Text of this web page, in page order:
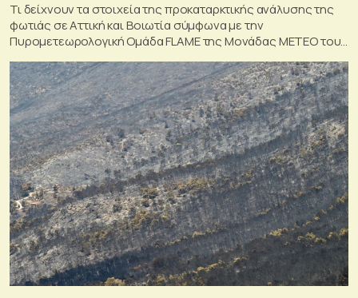
Τι δείχνουν τα στοιχεία της προκαταρκτικής ανάλυσης της
φωτιάς σε Αττική και Βοιωτία σύμφωνα με την
Πυρομετεωρολογική Ομάδα FLAME της Μονάδας ΜΕΤΕΟ του